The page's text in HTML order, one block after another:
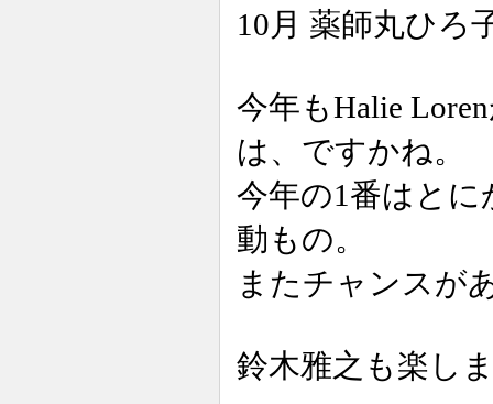
10月 薬師丸ひろ
今年もHalie
は、ですかね。
今年の1番はと
動もの。
またチャンスが
鈴木雅之も楽し